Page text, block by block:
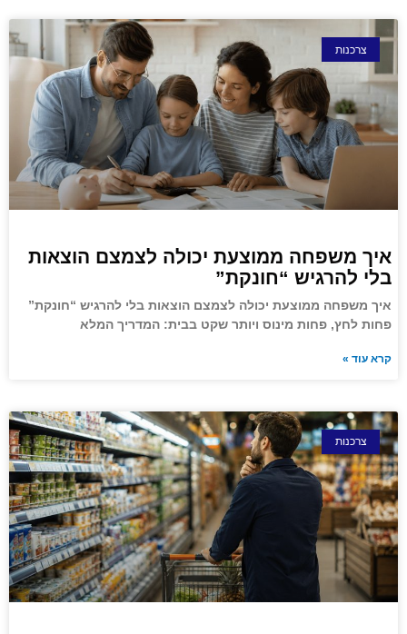
צרכנות
איך משפחה ממוצעת יכולה לצמצם הוצאות
בלי להרגיש “חונקת”
איך משפחה ממוצעת יכולה לצמצם הוצאות בלי להרגיש “חונקת”
פחות לחץ, פחות מינוס ויותר שקט בבית: המדריך המלא
קרא עוד »
צרכנות